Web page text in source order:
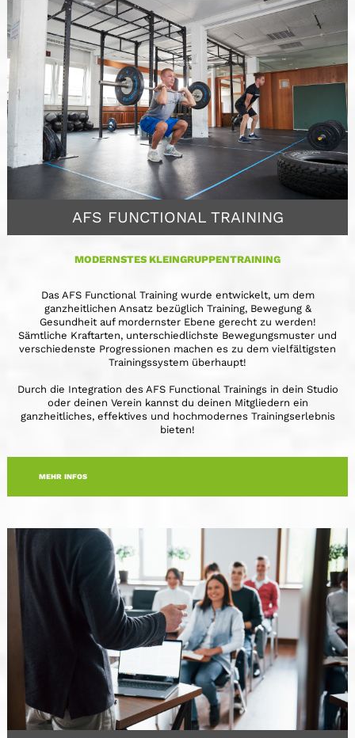
AFS FUNCTIONAL TRAINING
MODERNSTES KLEINGRUPPENTRAINING
Das AFS Functional Training wurde entwickelt, um dem
ganzheitlichen Ansatz bezüglich Training, Bewegung &
Gesundheit auf mordernster Ebene gerecht zu werden!
Sämtliche Kraftarten, unterschiedlichste Bewegungsmuster und
verschiedenste Progressionen machen es zu dem vielfältigsten
Trainingssystem überhaupt!
Durch die Integration des AFS Functional Trainings in dein Studio
oder deinen Verein kannst du deinen Mitgliedern ein
ganzheitliches, effektives und hochmodernes Trainingserlebnis
bieten!
MEHR INFOS